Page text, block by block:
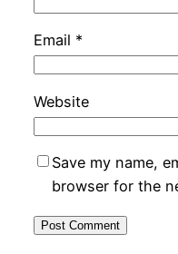
Email *
Website
Save my name,
browser for the